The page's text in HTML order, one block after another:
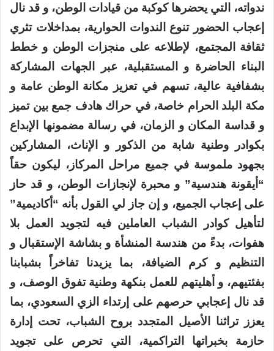
ندواته، التي يحضرها كوكبة من قيادات الوطن، و قد نال
إعجاب الحضور تنوع الندوات الحوارية، بمداخلات تثري
ثقافة المجتمع، لإطلاعه على منجزات الوطن و خطط
البناء الحاضرة و المستقبلية، عبر الجهات المشاركة
بشفافية عالية، تسهم في تعزيز مكانة الوطن عامة و
مكة البلد الحرام خاصة، في حراك هادف جمع بين تميز
و قداسة المكان و الزمان، في رسالة مضمونها الإبداع
بكوادر وطنية شابة من الذكور و الإناث، المشاركين
بجهود ملموسة في جميع مراحل المركاز، ليكون حقاً
“أيقونة هندسية” و محبرة لإنجازات الوطن، و قد حاز
على إعجاب الجميع، و إن جاز لي القول بأنه “أكاديمية”
لتأهيل كوادر الشباب العاملين فيه لتجويد العمل بلا
هفوات، بدءً من هندسة المنشأة و بشاشة الإستقبال و
التنظيم و كرم الضيافة، بما يزيدنا تفاخراً بشبابنا
بفئتيهم، و أهليتهم للعمل بنكهة وطنية تفوق الوصف، و
قد نال إعجابي حرصهم على إرتداء الزي السعودي، بما
يعزز تراثنا الأصيل المتجدد بروح الشباب، تحت إدارة
حازمة بخبراتها التراكمية، التي تحرص على تجويد